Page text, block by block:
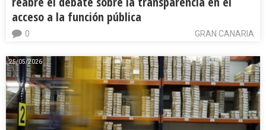
acceso a la función pública
GRAN CANARIA
0
25/05/2026